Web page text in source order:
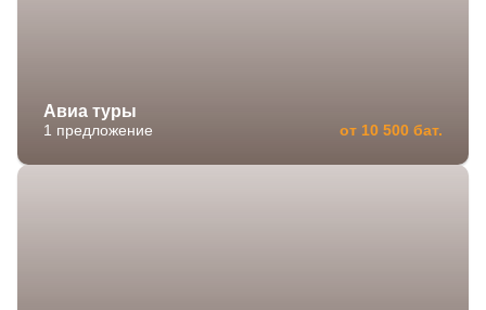
Авиа туры
1 предложение от 10 500 бат.